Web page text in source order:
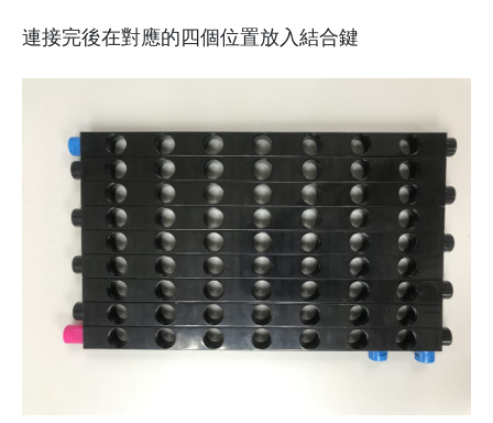
連接完後在對應的四個位置放入結合鍵